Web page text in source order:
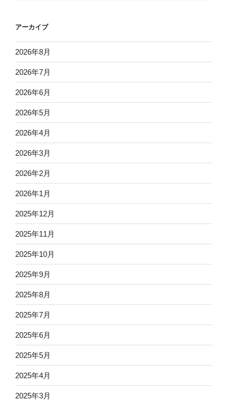
アーカイブ
2026年8月
2026年7月
2026年6月
2026年5月
2026年4月
2026年3月
2026年2月
2026年1月
2025年12月
2025年11月
2025年10月
2025年9月
2025年8月
2025年7月
2025年6月
2025年5月
2025年4月
2025年3月